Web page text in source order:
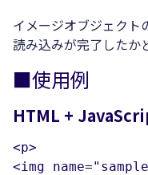
イメージオブジェク
読み込みが完了したか
■使用例
HTML +
<p>
<img